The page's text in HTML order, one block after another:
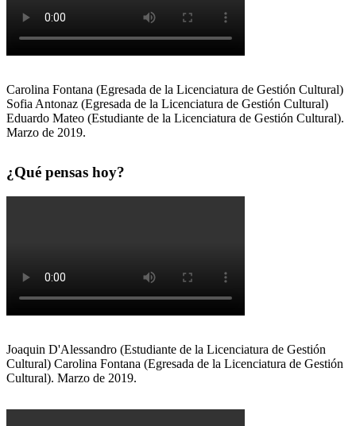
Carolina Fontana (Egresada de la Licenciatura de Gestión Cultural)
Sofia Antonaz (Egresada de la Licenciatura de Gestión Cultural)
Eduardo Mateo (Estudiante de la Licenciatura de Gestión Cultural).
Marzo de 2019.
¿Qué pensas hoy?
Joaquin D'Alessandro (Estudiante de la Licenciatura de Gestión
Cultural) Carolina Fontana (Egresada de la Licenciatura de Gestión
Cultural). Marzo de 2019.